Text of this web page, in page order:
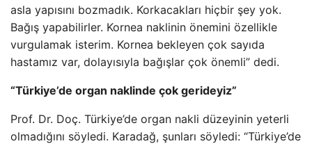
asla yapısını bozmadık. Korkacakları hiçbir şey yok.
Bağış yapabilirler. Kornea naklinin önemini özellikle
vurgulamak isterim. Kornea bekleyen çok sayıda
hastamız var, dolayısıyla bağışlar çok önemli” dedi.
“Türkiye’de organ naklinde çok gerideyiz”
Prof. Dr. Doç. Türkiye’de organ nakli düzeyinin yeterli
olmadığını söyledi. Karadağ, şunları söyledi: “Türkiye’de